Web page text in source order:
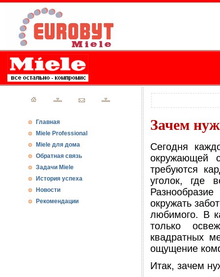
Главная
Miele Professional
Miele для дома
Обратная связь
Задачи Miele
История успеха
Новости
Рекомендации
Зачем
Сегодня
окружающей
требуются
уголок, где
окружать
любимого. В
только
квадратных
ощущение
Итак, зачем